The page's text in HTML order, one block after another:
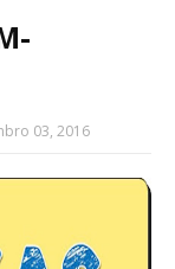
03, 2016